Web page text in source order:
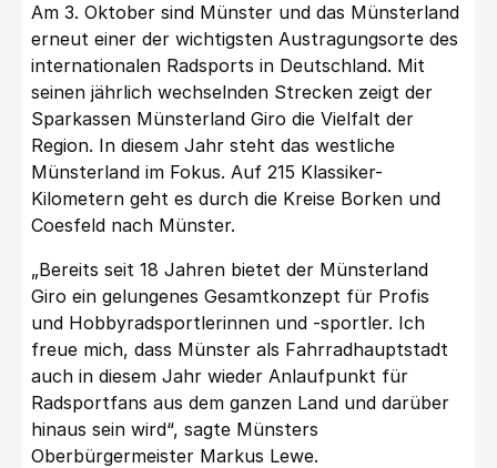
Am 3. Oktober sind Münster und das Münsterland
erneut einer der wichtigsten Austragungsorte des
internationalen Radsports in Deutschland. Mit
seinen jährlich wechselnden Strecken zeigt der
Sparkassen Münsterland Giro die Vielfalt der
Region. In diesem Jahr steht das westliche
Münsterland im Fokus. Auf 215 Klassiker-
Kilometern geht es durch die Kreise Borken und
Coesfeld nach Münster.
„Bereits seit 18 Jahren bietet der Münsterland
Giro ein gelungenes Gesamtkonzept für Profis
und Hobbyradsportlerinnen und -sportler. Ich
freue mich, dass Münster als Fahrradhauptstadt
auch in diesem Jahr wieder Anlaufpunkt für
Radsportfans aus dem ganzen Land und darüber
hinaus sein wird“, sagte Münsters
Oberbürgermeister Markus Lewe.